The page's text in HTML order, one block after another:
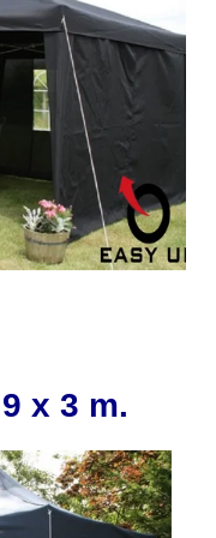
x 3 m.